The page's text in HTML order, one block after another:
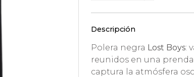
Descripción
Polera negra Lost Boys:
reunidos en una
captura la atmósfera